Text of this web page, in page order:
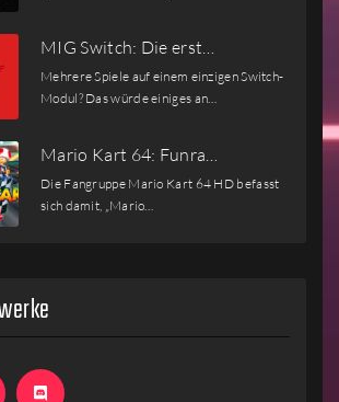
MIG Switch: Die erst…
Mehrere Spiele auf einem einzigen Switch-
Modul? Das würde einiges an…
Mario Kart 64: Funra…
Die Fangruppe Mario Kart 64 HD befasst
sich damit, „Mario…